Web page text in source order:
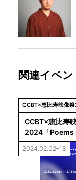
関連イベン
CCBT×恵比寿映像
CCBT×恵比寿
2024「Poems
——ジェネラテ
トの現在／プ
で生成される映
2024.02.02–18